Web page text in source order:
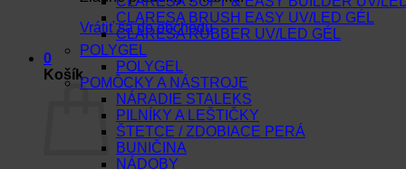
Vrátiť sa do obchodu
0
Košík
CLARESA BRUSH EASY UV/LED GÉL
CLARESA RUBBER UV/LED GÉL
POLYGEL
POLYGEL
POMÔCKY A NÁSTROJE
NÁRADIE STALEKS
PILNÍKY A LEŠTIČKY
ŠTETCE / ZDOBIACE PERÁ
BUNIČINA
NÁDOBY